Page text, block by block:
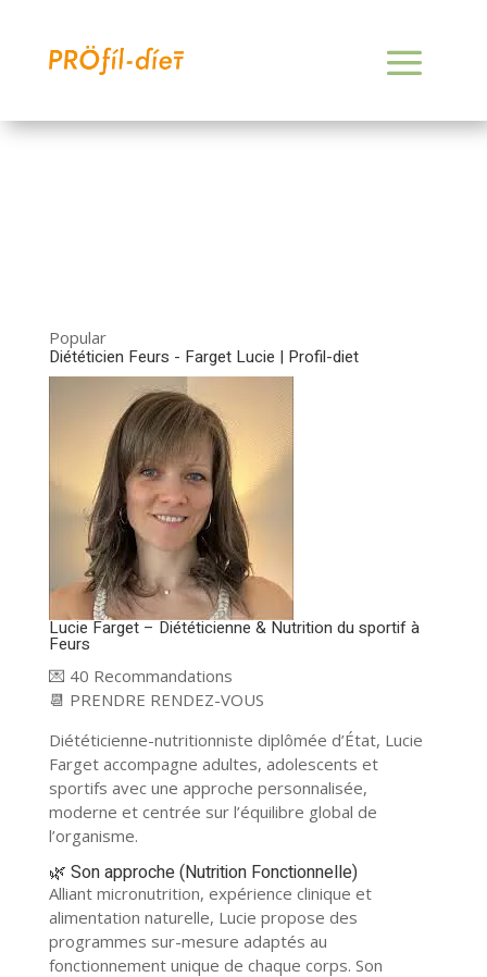
Popular
Diététicien Feurs - Farget Lucie | Profil-diet
Lucie Farget – Diététicienne & Nutrition du sportif à
Feurs
💌 40 Recommandations
📆 PRENDRE RENDEZ-VOUS
Diététicienne-nutritionniste diplômée d’État, Lucie
Farget accompagne adultes, adolescents et
sportifs avec une approche personnalisée,
moderne et centrée sur l’équilibre global de
l’organisme.
🌿 Son approche (Nutrition Fonctionnelle)
Alliant micronutrition, expérience clinique et
alimentation naturelle, Lucie propose des
programmes sur-mesure adaptés au
fonctionnement unique de chaque corps. Son